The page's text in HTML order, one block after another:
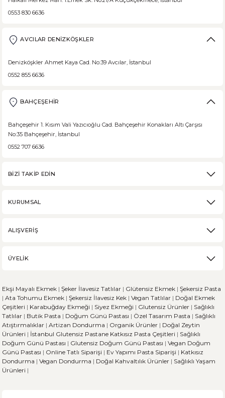
DEVAMI
Borodinsky Rus Ekmeği, rus siyah çavdar ekmeği olarak da bilinir.
DEVAMI
Medovik, Slav mutfağından dünyaya yayılmış bir pastadır. Eski
Karabuğday, son zamanlarda sağlıklı beslenme trendinin
Ekşi Mayalı Ekmek ve Diğer Ekmek Çeşitleri
Ekmek, dünya genelinde her kültürün sofralarında önemli bir yere
DEVAMI
0553 830 6636
AVCILAR DENİZKÖŞKLER
Denizköşkler Ahmet Kaya Cad. No:39 Avcılar, İstanbul
0552 855 6636
BAHÇEŞEHİR
Bahçeşehir 1. Kısım Vali Yazıcıoğlu Cad. Bahçeşehir Konakları Altı Çarşısı
No:35 Bahçeşehir, İstanbul
0552 707 6636
BİZİ TAKİP EDİN
KURUMSAL
ALIŞVERİŞ
ÜYELİK
Ekşi Mayalı Ekmek | Şeker İlavesiz Tatlılar | Glütensiz Ekmek | Şekersiz Pasta
| Ata Tohumu Ekmek | Şekersiz İlavesiz Kek | Vegan Tatlılar | Doğal Ekmek
Çeşitleri | Karabuğday Ekmeği | Siyez Ekmeği | Glutensiz Ürünler | Sağlıklı
Tatlılar | Butik Pasta | Doğum Günü Pastası | Özel Tasarım Pasta | Sağlıklı
Atıştırmalıklar | Artizan Dondurma | Organik Ürünler | Doğal Zeytin
Ürünleri | İstanbul Glutensiz Pastane Katkısız Pasta Çeşitleri | Sağlıklı
Doğum Günü Pastası | Glutensiz Doğum Günü Pastası | Vegan Doğum
Günü Pastası | Online Tatlı Siparişi | Ev Yapımı Pasta Siparişi | Katkısız
Dondurma | Vegan Dondurma | Doğal Kahvaltılık Ürünler | Sağlıklı Yaşam
Ürünleri |